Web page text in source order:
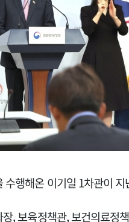
행해온 이기일 1차관이
, 보육정책관, 보건의료정